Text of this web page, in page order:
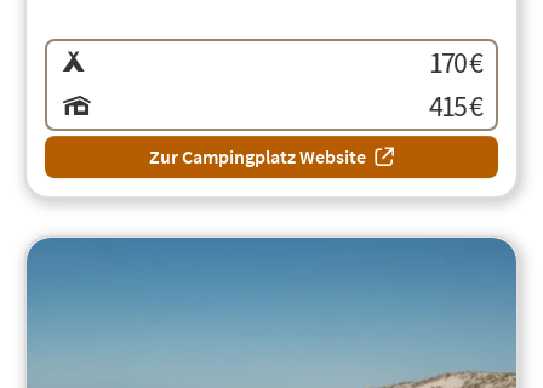
170 €
415 €
Zur Campingplatz Website